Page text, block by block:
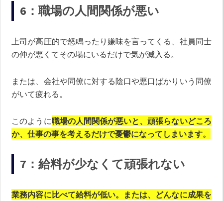
6：職場の人間関係が悪い
上司が高圧的で怒鳴ったり嫌味を言ってくる、社員同士
の仲が悪くてその場にいるだけで気が滅入る。
または、会社や同僚に対する陰口や悪口ばかりいう同僚
がいて疲れる。
このように職場の人間関係が悪いと、頑張らないどころ
か、仕事の事を考えるだけで憂鬱になってしまいます。
7：給料が少なくて頑張れない
業務内容に比べて給料が低い。または、どんなに成果を